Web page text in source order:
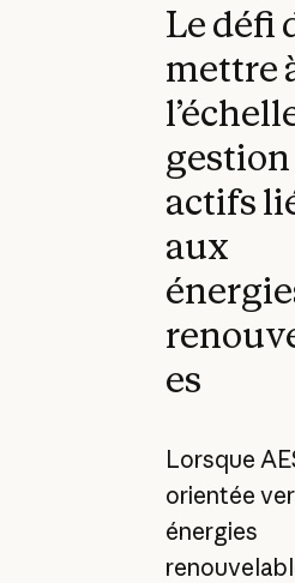
Le défi
mettre
gestion
actifs
aux
es
Lorsque
orientée
énergies